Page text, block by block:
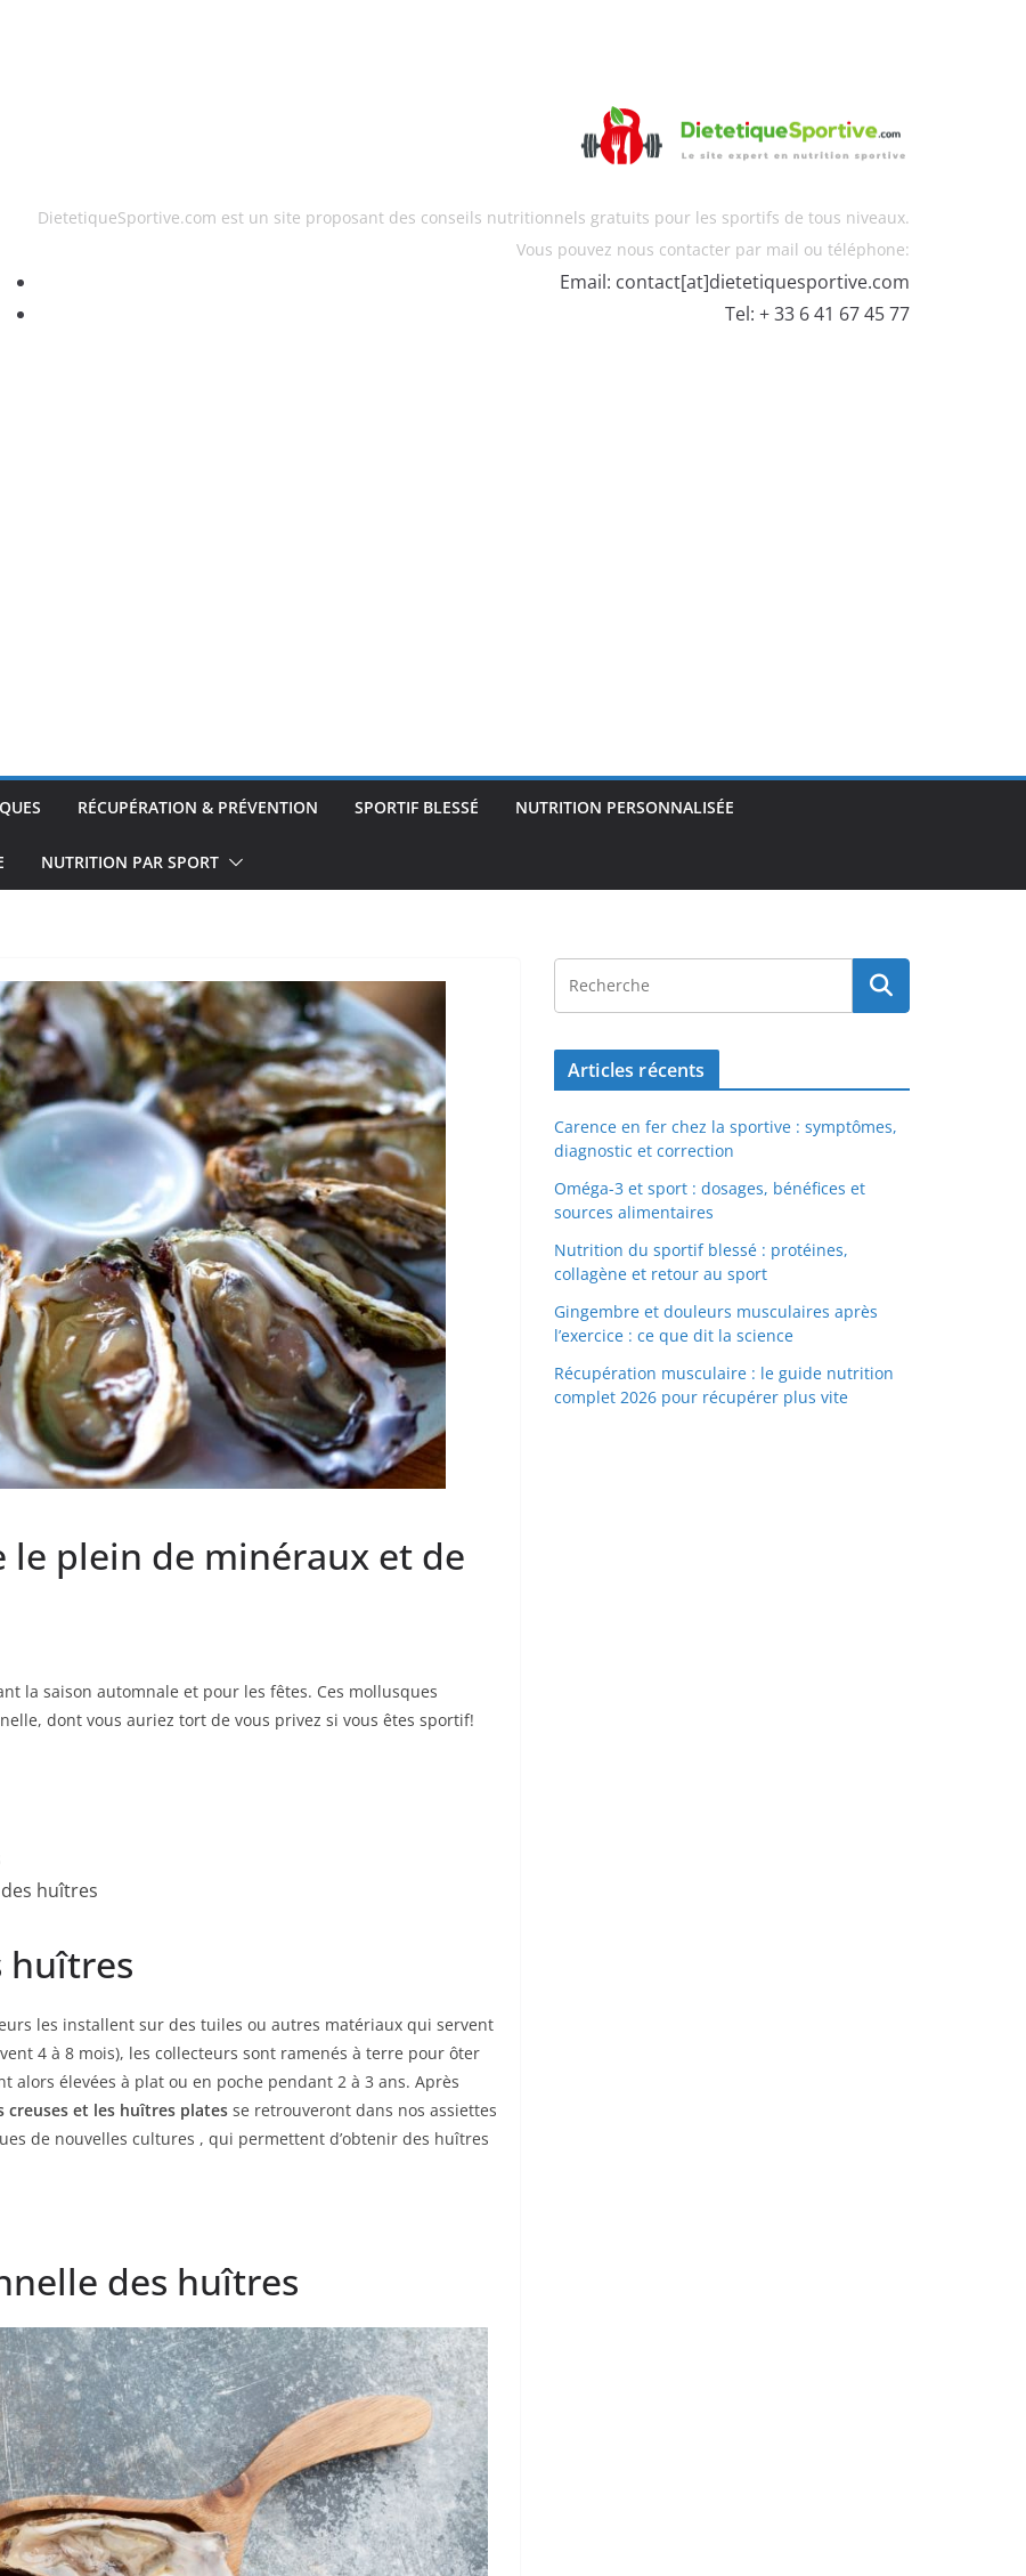
DietetiqueSportive.com est un site proposant des conseils nutritionnels gratuits pour les sportifs de tous niveaux.
Vous pouvez nous contacter par mail ou téléphone:
Email: contact[at]dietetiquesportive.com
Tel: + 33 6 41 67 45 77
RÉCUPÉRATION & PRÉVENTION SPORTIF BLESSÉ NUTRITION PERSONNALISÉE
NUTRITION PAR SPORT
le plein de minéraux et de
la saison automnale et pour les fêtes. Ces mollusques
dont vous auriez tort de vous privez si vous êtes sportif!
huîtres
huîtres
les installent sur des tuiles ou autres matériaux qui servent
4 à 8 mois), les collecteurs sont ramenés à terre pour ôter
alors élevées à plat ou en poche pendant 2 à 3 ans. Après
creuses et les huîtres plates se retrouveront dans nos assiettes
de nouvelles cultures , qui permettent d’obtenir des huîtres
des huîtres
Articles récents
Carence en fer chez la sportive : symptômes,
diagnostic et correction
Oméga-3 et sport : dosages, bénéfices et
sources alimentaires
Nutrition du sportif blessé : protéines,
collagène et retour au sport
Gingembre et douleurs musculaires après
l’exercice : ce que dit la science
Récupération musculaire : le guide nutrition
complet 2026 pour récupérer plus vite